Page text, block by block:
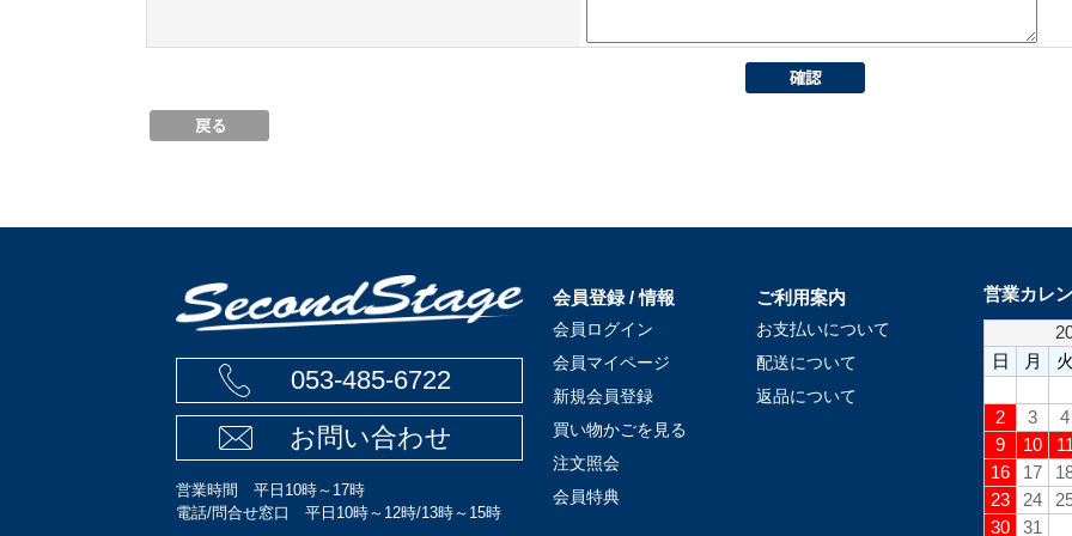
053-485-6722
お問い合わせ
営業時間 平日10時～17時
電話/問合せ窓口 平日10時～12時/13時～15時
会員登録 / 情報
会員ログイン
会員マイページ
新規会員登録
買い物かごを見る
注文照会
会員特典
ご利用案内
お支払いについて
配送について
返品について
営業カレ